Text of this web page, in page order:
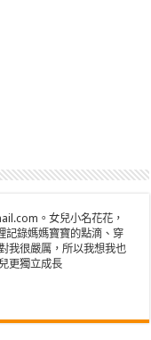
。女兒小名花花，
記錄媽媽寶寶的點滴、穿
我很嚴厲，所以我想我也
更獨立成長